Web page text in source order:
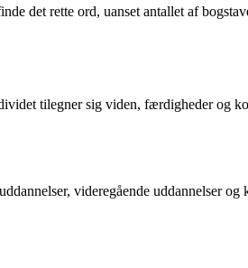
det rette ord, uanset antallet af
tilegner sig viden, færdigheder og
videregående uddannelser